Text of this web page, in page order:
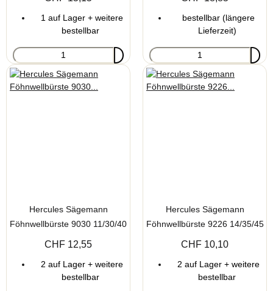
1 auf Lager + weitere
bestellbar
bestellbar (längere
Lieferzeit)
Hercules Sägemann
Föhnwellbürste 9030 11/30/40
mm 8 reihig
CHF 12,55
2 auf Lager + weitere
bestellbar
Hercules Sägemann
Föhnwellbürste 9226 14/35/45
mm 10 reihig
CHF 10,10
2 auf Lager + weitere
bestellbar